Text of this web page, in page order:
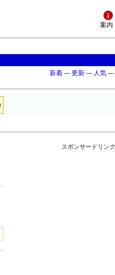
案内
新着 --- 更新 --- 人気 ---
スポンサードリンク